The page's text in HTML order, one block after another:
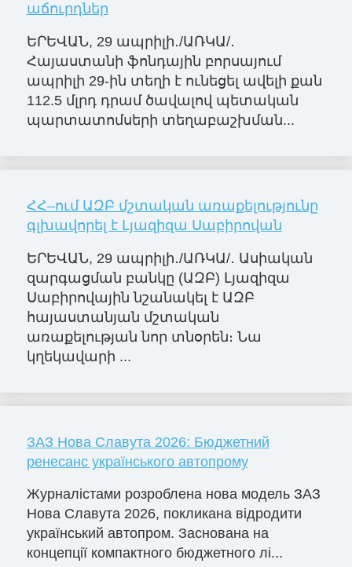
աճուրդներ
ԵՐԵՎԱՆ, 29 ապրիլի․/ԱՌԿԱ/․
Հայաստանի ֆոնդային բորսայում
ապրիլի 29-ին տեղի է ունեցել ավելի քան
112.5 մլրդ դրամ ծավալով պետական
պարտատոմսերի տեղաբաշխման...
ՀՀ–ում ԱԶԲ մշտական առաքելությունը
գլխավորել է Լյազիզա Սաբիրովան
ԵՐԵՎԱՆ, 29 ապրիլի․/ԱՌԿԱ/․ Ասիական
զարգացման բանկը (ԱԶԲ) Լյազիզա
Սաբիրովային նշանակել է ԱԶԲ
հայաստանյան մշտական
առաքելության նոր տնօրեն։ Նա
կղեկավարի ...
ЗАЗ Нова Славута 2026: Бюджетний
ренесанс українського автопрому
Журналістами розроблена нова модель ЗАЗ
Нова Славута 2026, покликана відродити
український автопром. Заснована на
концепції компактного бюджетного лі...